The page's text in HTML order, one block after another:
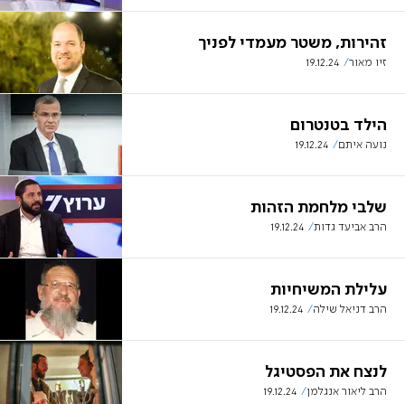
זהירות, משטר מעמדי לפניך
זיו מאור 19.12.24
הילד בטנטרום
נועה איתם 19.12.24
שלבי מלחמת הזהות
הרב אביעד גדות 19.12.24
עלילת המשיחיות
הרב דניאל שילה 19.12.24
לנצח את הפסטיגל
הרב ליאור אנגלמן 19.12.24